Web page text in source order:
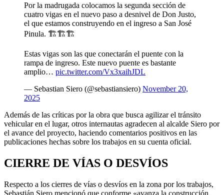
Por la madrugada colocamos la segunda sección de
cuatro vigas en el nuevo paso a desnivel de Don Justo,
el que estamos construyendo en el ingreso a San José
Pinula. 🏗️🏗️🏗️
Estas vigas son las que conectarán el puente con la
rampa de ingreso. Este nuevo puente es bastante
amplio… pic.twitter.com/Vx3xaihJDL
— Sebastian Siero (@sebastiansiero) November 20,
2025
Además de las críticas por la obra que busca agilizar el tránsito
vehicular en el lugar, otros internautas agradecen al alcalde Siero por
el avance del proyecto, haciendo comentarios positivos en las
publicaciones hechas sobre los trabajos en su cuenta oficial.
CIERRE DE VÍAS O DESVÍOS
Respecto a los cierres de vías o desvíos en la zona por los trabajos,
Sebastián Siero mencionó que conforme «avanza la construcción